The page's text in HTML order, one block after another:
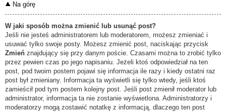
Na górę
W jaki sposób można zmienić lub usunąć post?
Jeśli nie jesteś administratorem lub moderatorem, możesz zmieniać i
usuwać tylko swoje posty. Możesz zmienić post, naciskając przycisk
Zmień znajdujący się przy danym poście. Czasami można to zrobić tylko
przez pewien czas po jego napisaniu. Jeżeli ktoś odpowiedział na ten
post, pod twoim postem pojawi się informacja ile razy i kiedy ostatni raz
post był zmieniany. Informacja ta wyświetli się tylko wtedy, jeśli ktoś
zamieścił pod tym postem kolejny post. Jeśli post zmienił moderator lub
administrator, informacja ta nie zostanie wyświetlona. Administratorzy i
moderatorzy mogą zostawić notatkę z informacją, dlaczego ten post